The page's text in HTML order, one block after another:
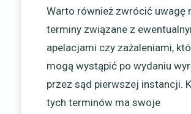
Warto również zwrócić uwagę
terminy związane z
apelacjami czy zażaleniami,
mogą wystąpić po wydaniu
przez sąd pierwszej instancji.
tych terminów ma swoje